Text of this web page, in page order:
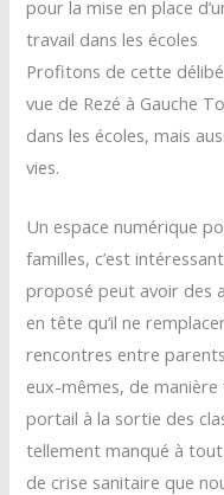
pour la mise en place
travail dans les écoles
Profitons de cette
vue de Rezé à Gauche
dans les écoles, mais
vies.
Un espace numérique
familles, c’est
proposé peut avoir des
en tête qu’il ne
rencontres entre
eux-mêmes, de
portail à la sortie des
tellement manqué à
de crise sanitaire que